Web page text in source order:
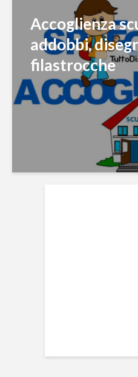
Accoglienza
addobbi,
filastrocche